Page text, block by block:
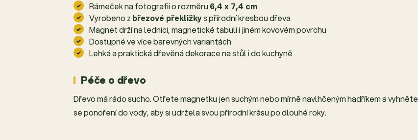
Rámeček na fotografii o rozměru6,4 x 7,4 cm
Vyrobeno z březové překližkys přírodní kresbou dřeva
Magnet drží na lednici, magnetické tabuli i jiném kovovém povrchu
Dostupné ve více barevných variantách
Lehká a praktická dřevěná dekorace na stůl i do kuchyně
Péče o dřevo
Dřevo má rádo sucho. Otřete magnetku jen suchým nebo mírně navlhčeným hadříkem a vyhněte
se ponoření do vody, aby si udržela svou přírodní krásu po dlouhé roky.